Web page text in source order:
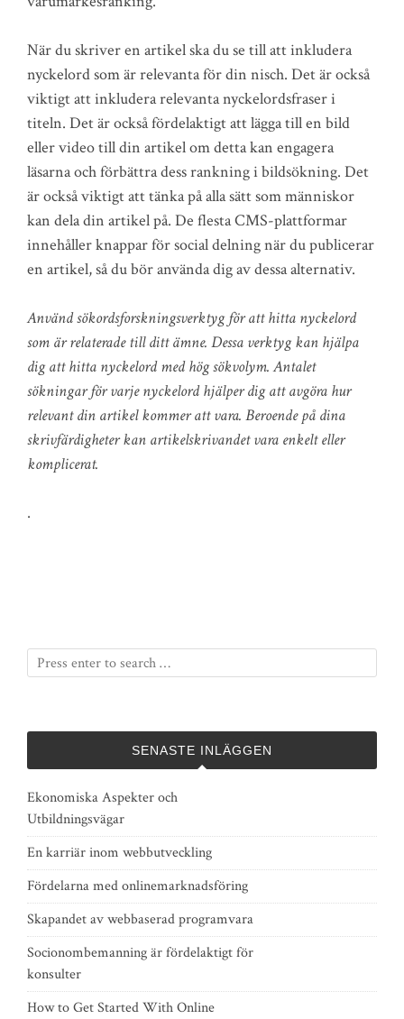
När du skriver en artikel ska du se till att inkludera
nyckelord som är relevanta för din nisch. Det är också
viktigt att inkludera relevanta nyckelordsfraser i
titeln. Det är också fördelaktigt att lägga till en bild
eller video till din artikel om detta kan engagera
läsarna och förbättra dess rankning i bildsökning. Det
är också viktigt att tänka på alla sätt som människor
kan dela din artikel på. De flesta CMS-plattformar
innehåller knappar för social delning när du publicerar
en artikel, så du bör använda dig av dessa alternativ.
Använd sökordsforskningsverktyg för att hitta nyckelord
som är relaterade till ditt ämne. Dessa verktyg kan hjälpa
dig att hitta nyckelord med hög sökvolym. Antalet
sökningar för varje nyckelord hjälper dig att avgöra hur
relevant din artikel kommer att vara. Beroende på dina
skrivfärdigheter kan artikelskrivandet vara enkelt eller
komplicerat.
.
SENASTE INLÄGGEN
Ekonomiska Aspekter och
Utbildningsvägar
En karriär inom webbutveckling
Fördelarna med onlinemarknadsföring
Skapandet av webbaserad programvara
Socionombemanning är fördelaktigt för
konsulter
How to Get Started With Online